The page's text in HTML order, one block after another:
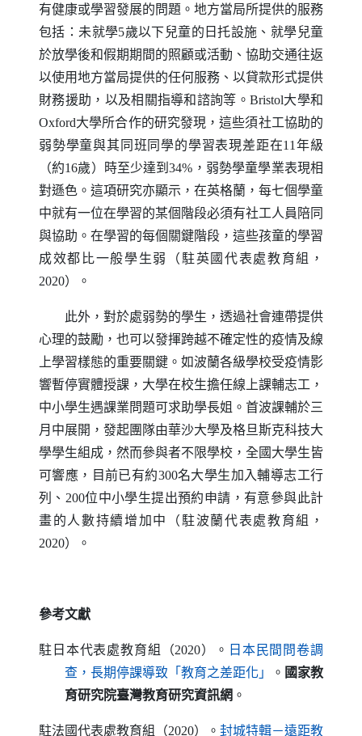
有健康或學習發展的問題。地方當局所提供的服務
包括：未就學5歲以下兒童的日托設施、就學兒童
於放學後和假期期間的照顧或活動、協助交通往返
以使用地方當局提供的任何服務、以貸款形式提供
財務援助，以及相關指導和諮詢等。Bristol大學和
Oxford大學所合作的研究發現，這些須社工協助的
弱勢學童與其同班同學的學習表現差距在11年級
（約16歲）時至少達到34%，弱勢學童學業表現相
對遜色。這項研究亦顯示，在英格蘭，每七個學童
中就有一位在學習的某個階段必須有社工人員陪同
與協助。在學習的每個關鍵階段，這些孩童的學習
成效都比一般學生弱（駐英國代表處教育組，
2020）。
此外，對於處弱勢的學生，透過社會連帶提供
心理的鼓勵，也可以發揮跨越不確定性的疫情及線
上學習樣態的重要關鍵。如波蘭各級學校受疫情影
響暫停實體授課，大學在校生擔任線上課輔志工，
中小學生遇課業問題可求助學長姐。首波課輔於三
月中展開，發起團隊由華沙大學及格旦斯克科技大
學學生組成，然而參與者不限學校，全國大學生皆
可響應，目前已有約300名大學生加入輔導志工行
列、200位中小學生提出預約申請，有意參與此計
畫的人數持續增加中（駐波蘭代表處教育組，
2020）。
參考文獻
駐日本代表處教育組（2020）。 日本民間問卷調
查，長期停課導致「教育之差距化」（另開新視窗）
。 國家教
育研究院臺灣教育研究資訊網 。
駐法國代表處教育組（2020）。 封城特輯－遠距教